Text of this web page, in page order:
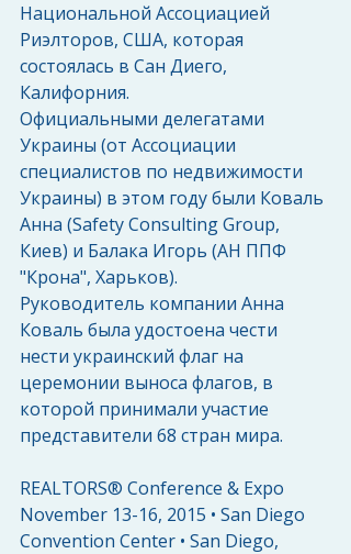
Национальной Ассоциацией
Риэлторов, США, которая
состоялась в Сан Диего,
Калифорния.
Официальными делегатами
Украины (от Ассоциации
специалистов по недвижимости
Украины) в этом году были Коваль
Анна (Safety Consulting Group,
Киев) и Балака Игорь (АН ППФ
"Крона", Харьков).
Руководитель компании Анна
Коваль была удостоена чести
нести украинский флаг на
церемонии выноса флагов, в
которой принимали участие
представители 68 стран мира.
REALTORS® Conference & Expo
November 13-16, 2015 • San Diego
Convention Center • San Diego,